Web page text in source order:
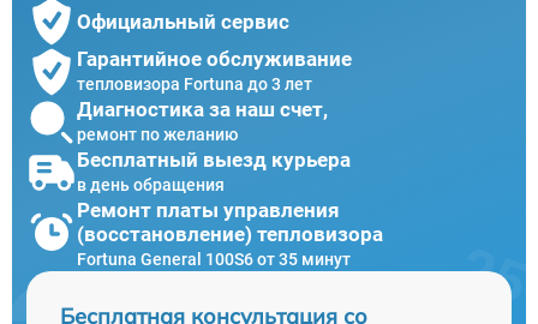
Официальный сервис
Гарантийное обслуживание
тепловизора Fortuna до 3 лет
Диагностика за наш счет,
ремонт по желанию
Бесплатный выезд курьера
в день обращения
Ремонт платы управления
(восстановление) тепловизора
Fortuna General 100S6 от 35 минут
Бесплатная консультация со